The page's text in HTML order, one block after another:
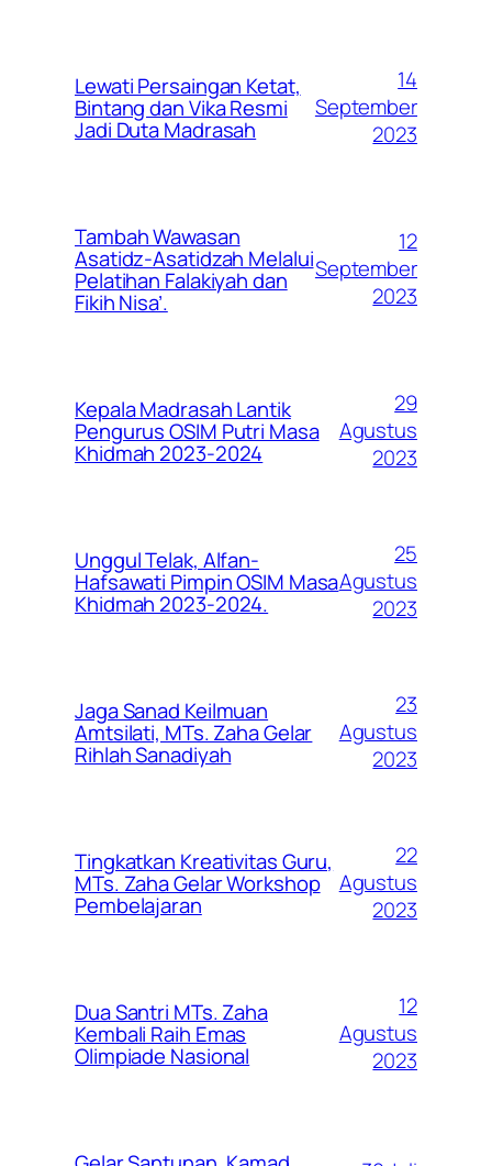
Lewati Persaingan Ketat,
Bintang dan Vika Resmi
Jadi Duta Madrasah
14
September
2023
Tambah Wawasan
Asatidz-Asatidzah Melalui
Pelatihan Falakiyah dan
Fikih Nisa’.
12
September
2023
Kepala Madrasah Lantik
Pengurus OSIM Putri Masa
Khidmah 2023-2024
29
Agustus
2023
Unggul Telak, Alfan-
Hafsawati Pimpin OSIM Masa
Khidmah 2023-2024.
25
Agustus
2023
Jaga Sanad Keilmuan
Amtsilati, MTs. Zaha Gelar
Rihlah Sanadiyah
23
Agustus
2023
Tingkatkan Kreativitas Guru,
MTs. Zaha Gelar Workshop
Pembelajaran
22
Agustus
2023
Dua Santri MTs. Zaha
Kembali Raih Emas
Olimpiade Nasional
12
Agustus
2023